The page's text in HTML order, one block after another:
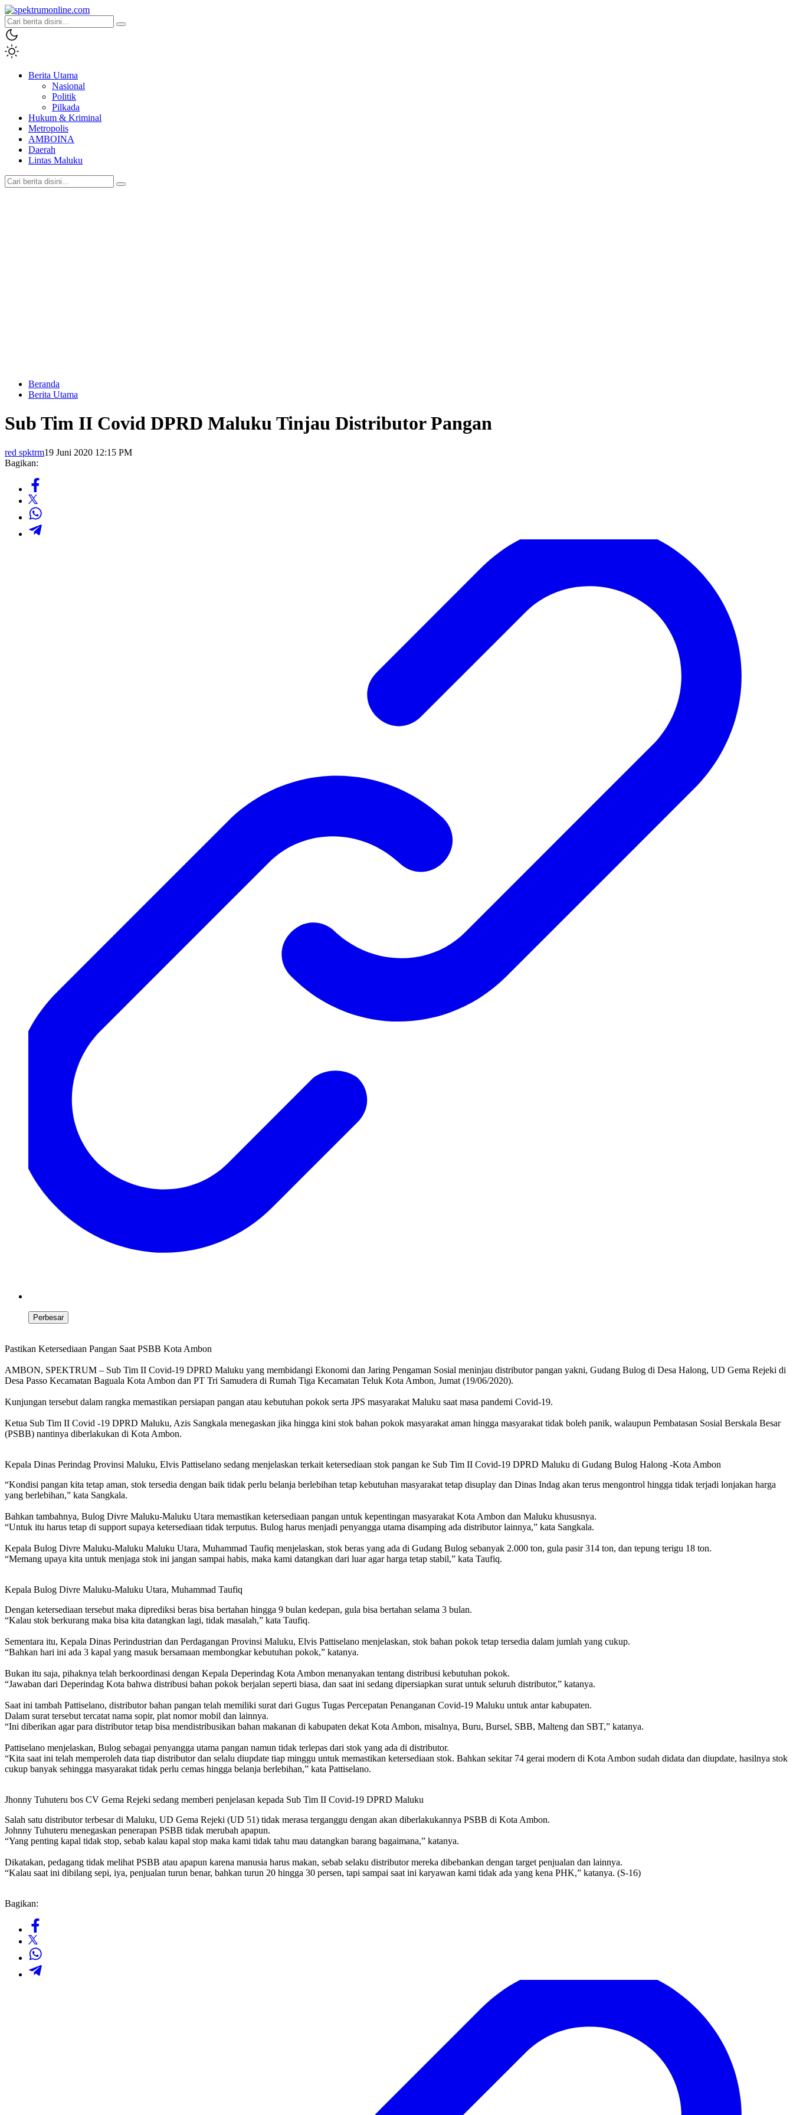
spektrumonline.com
Berita Utama
Nasional
Politik
Pilkada
Hukum & Kriminal
Metropolis
AMBOINA
Daerah
Lintas Maluku
Beranda
Berita Utama
Sub Tim II Covid DPRD Maluku Tinjau Distributor Pangan
red spktrm19 Juni 2020 12:15 PM
Bagikan:
Perbesar
Pastikan Ketersediaan Pangan Saat PSBB Kota Ambon
AMBON, SPEKTRUM – Sub Tim II Covid-19 DPRD Maluku yang membidangi Ekonomi dan Jaring Pengaman Sosial meninjau distributor pangan yakni, Gudang Bulog di Desa Halong, UD Gema Rejeki di
Desa Passo Kecamatan Baguala Kota Ambon dan PT Tri Samudera di Rumah Tiga Kecamatan Teluk Kota Ambon, Jumat (19/06/2020).
Kunjungan tersebut dalam rangka memastikan persiapan pangan atau kebutuhan pokok serta JPS masyarakat Maluku saat masa pandemi Covid-19.
Ketua Sub Tim II Covid -19 DPRD Maluku, Azis Sangkala menegaskan jika hingga kini stok bahan pokok masyarakat aman hingga masyarakat tidak boleh panik, walaupun Pembatasan Sosial Berskala Besar
(PSBB) nantinya diberlakukan di Kota Ambon.
Kepala Dinas Perindag Provinsi Maluku, Elvis Pattiselano sedang menjelaskan terkait ketersediaan stok pangan ke Sub Tim II Covid-19 DPRD Maluku di Gudang Bulog Halong -Kota Ambon
“Kondisi pangan kita tetap aman, stok tersedia dengan baik tidak perlu belanja berlebihan tetap kebutuhan masyarakat tetap disuplay dan Dinas Indag akan terus mengontrol hingga tidak terjadi lonjakan harga
yang berlebihan,” kata Sangkala.
Bahkan tambahnya, Bulog Divre Maluku-Maluku Utara memastikan ketersediaan pangan untuk kepentingan masyarakat Kota Ambon dan Maluku khususnya.
“Untuk itu harus tetap di support supaya ketersediaan tidak terputus. Bulog harus menjadi penyangga utama disamping ada distributor lainnya,” kata Sangkala.
Kepala Bulog Divre Maluku-Maluku Maluku Utara, Muhammad Taufiq menjelaskan, stok beras yang ada di Gudang Bulog sebanyak 2.000 ton, gula pasir 314 ton, dan tepung terigu 18 ton.
“Memang upaya kita untuk menjaga stok ini jangan sampai habis, maka kami datangkan dari luar agar harga tetap stabil,” kata Taufiq.
Kepala Bulog Divre Maluku-Maluku Utara, Muhammad Taufiq
Dengan ketersediaan tersebut maka diprediksi beras bisa bertahan hingga 9 bulan kedepan, gula bisa bertahan selama 3 bulan.
“Kalau stok berkurang maka bisa kita datangkan lagi, tidak masalah,” kata Taufiq.
Sementara itu, Kepala Dinas Perindustrian dan Perdagangan Provinsi Maluku, Elvis Pattiselano menjelaskan, stok bahan pokok tetap tersedia dalam jumlah yang cukup.
“Bahkan hari ini ada 3 kapal yang masuk bersamaan membongkar kebutuhan pokok,” katanya.
Bukan itu saja, pihaknya telah berkoordinasi dengan Kepala Deperindag Kota Ambon menanyakan tentang distribusi kebutuhan pokok.
“Jawaban dari Deperindag Kota bahwa distribusi bahan pokok berjalan seperti biasa, dan saat ini sedang dipersiapkan surat untuk seluruh distributor,” katanya.
Saat ini tambah Pattiselano, distributor bahan pangan telah memiliki surat dari Gugus Tugas Percepatan Penanganan Covid-19 Maluku untuk antar kabupaten.
Dalam surat tersebut tercatat nama sopir, plat nomor mobil dan lainnya.
“Ini diberikan agar para distributor tetap bisa mendistribusikan bahan makanan di kabupaten dekat Kota Ambon, misalnya, Buru, Bursel, SBB, Malteng dan SBT,” katanya.
Pattiselano menjelaskan, Bulog sebagai penyangga utama pangan namun tidak terlepas dari stok yang ada di distributor.
“Kita saat ini telah memperoleh data tiap distributor dan selalu diupdate tiap minggu untuk memastikan ketersediaan stok. Bahkan sekitar 74 gerai modern di Kota Ambon sudah didata dan diupdate, hasilnya stok
cukup banyak sehingga masyarakat tidak perlu cemas hingga belanja berlebihan,” kata Pattiselano.
Jhonny Tuhuteru bos CV Gema Rejeki sedang memberi penjelasan kepada Sub Tim II Covid-19 DPRD Maluku
Salah satu distributor terbesar di Maluku, UD Gema Rejeki (UD 51) tidak merasa terganggu dengan akan diberlakukannya PSBB di Kota Ambon.
Johnny Tuhuteru menegaskan penerapan PSBB tidak merubah apapun.
“Yang penting kapal tidak stop, sebab kalau kapal stop maka kami tidak tahu mau datangkan barang bagaimana,” katanya.
Dikatakan, pedagang tidak melihat PSBB atau apapun karena manusia harus makan, sebab selaku distributor mereka dibebankan dengan target penjualan dan lainnya.
“Kalau saat ini dibilang sepi, iya, penjualan turun benar, bahkan turun 20 hingga 30 persen, tapi sampai saat ini karyawan kami tidak ada yang kena PHK,” katanya. (S-16)
Bagikan: